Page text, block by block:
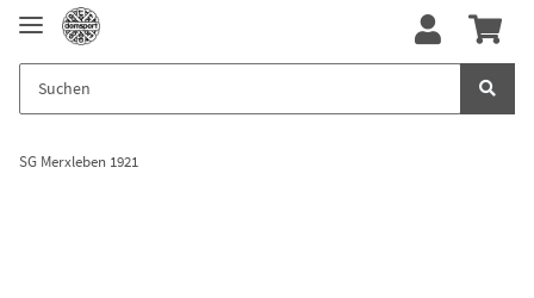
SG Merxleben 1921